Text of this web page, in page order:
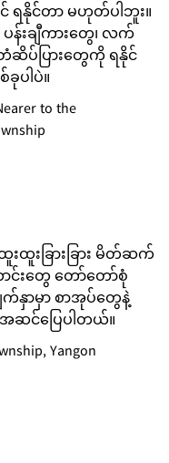
ရနိုင်တာ မဟုတ်ပါဘူး။
န်းချီကားတွေ၊ လက်
ပ်ပြားတွေကို ရနိုင်
ပါပဲ။
to the
းခြားခြား မိတ်ဆက်
င်းတွေ တော်တော်စုံ
နှာမှာ စာအုပ်တွေနဲ့
ဆင်ပြေပါတယ်။
Yangon